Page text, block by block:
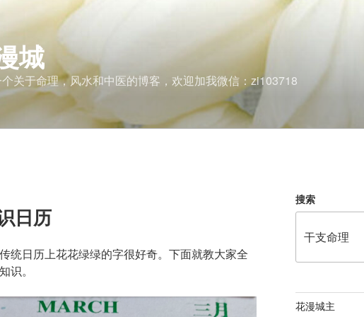
城
关于命理，风水和中医的博客，欢迎加我微信：zi103718
日历
统日历上花花绿绿的字很好奇。下面就教大家全
识。
搜索
花漫城主